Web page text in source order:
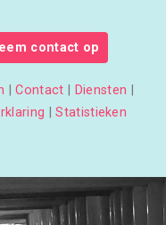
contact op
|Contact Diensten
|Statistieken